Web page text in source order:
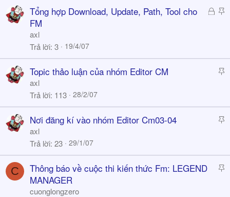
y
Đ
ó
S
k
y
Tổng hợp Download, Update, Path, Tool cho
FM
axl
Trả lời 3 19/4/07
S
c
k
Topic thảo luận của nhóm Editor CM
axl
Trả lời 113 28/2/07
S
c
k
Nơi đăng kí vào nhóm Editor Cm03-04
axl
Trả lời 23 29/1/07
C
S
Thông báo về cuộc thi kiến thức Fm: LEGEND
MANAGER
cuonglongzero